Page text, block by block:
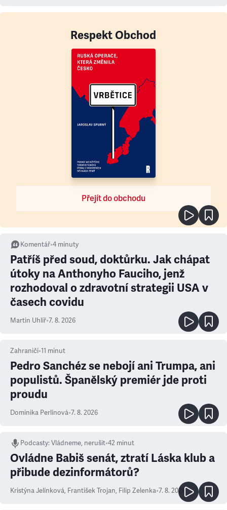
Respekt Obchod
Přejít do obchodu
Komentář•4 minuty
Patříš před soud, doktůrku. Jak chápat
útoky na Anthonyho Fauciho, jenž
rozhodoval o zdravotní strategii USA v
časech covidu
Martin Uhlíř•7. 8. 2026
Zahraničí•11 minut
Pedro Sanchéz se nebojí ani Trumpa, ani
populistů. Španělský premiér jde proti
proudu
Dominika Perlínová•7. 8. 2026
Podcasty:Vládneme, nerušit•42 minut
Ovládne Babiš senát, ztratí Láska klub a
přibude dezinformátorů?
Kristýna Jelínková, František Trojan, Filip Zelenka•7. 8. 2026